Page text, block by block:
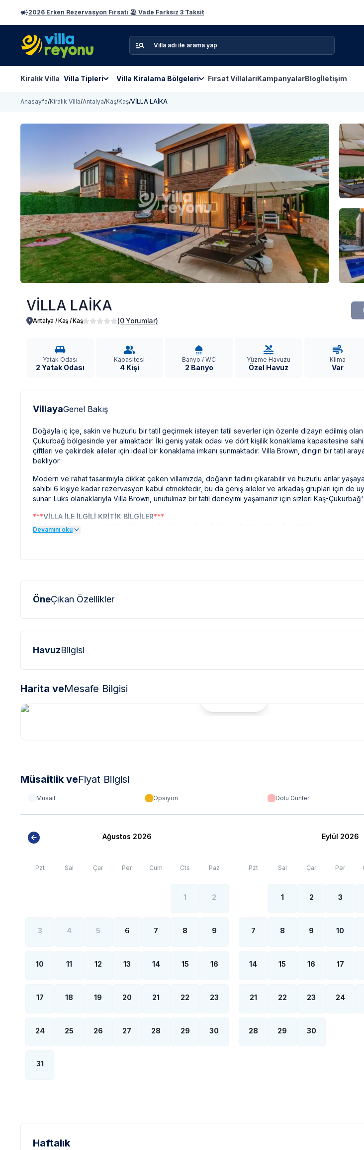
2026 Erken Rezervasyon Fırsatı 🏖️ Vade Farksız 3 Taksit
Kiralık Villa Villa Tipleri Villa Kiralama Bölgeleri Fırsat VillalarıKampanyalarBlogİletişim
Anasayfa/Kiralık Villa/Antalya/Kaş/Kaş/VİLLA LAİKA
VİLLA LAİKA
Antalya / Kaş /Kaş (0 Yorumlar)
Yatak Odası
2 Yatak Odası
Kapasitesi
4 Kişi
Banyo / WC
2 Banyo
Yüzme Havuzu
Özel Havuz
Klima
Var
VillayaGenel Bakış
Doğayla iç içe, sakin ve huzurlu bir tatil geçirmek isteyen tatil severler için özenle dizayn edilmiş olan
Çukurbağ bölgesinde yer almaktadır. İki geniş yatak odası ve dört kişilik konaklama kapasitesine
çiftleri ve çekirdek aileler için ideal bir konaklama imkanı sunmaktadır. Villa Brown, dingin bir tatil
bekliyor.
Modern ve rahat tasarımıyla dikkat çeken villamızda, doğanın tadını çıkarabilir ve huzurlu anlar
sahibi 6 kişiye kadar rezervasyon kabul etmektedir, bu da geniş aileler ve arkadaş grupları için de
sunar. Lüks olanaklarıyla Villa Brown, unutulmaz bir tatil deneyimi yaşamanız için sizleri Kaş-
***VİLLA İLE İLGİLİ KRİTİK BİLGİLER***
*2 1 tane katlanır yatakla villamızın kişi kapasitesi 5 kişiye kadar çıkabilmektedir.
profesyonel fotoğraf makinaları ile çekilmektedir. Bu nedenle resimler üzerinde yer alan objeler
olarak görülebilmektedir.
* Kaş bölgesinde özellikle yaz aylarında yoğun nüfus artışı sebebiyle; bölge genelinde nadiren de
Devamını oku
ÖneÇıkan Özellikler
HavuzBilgisi
Harita veMesafe Bilgisi
Müsaitlik veFiyat Bilgisi
Müsait Opsiyon Dolu Günler
Ağustos 2026
Pzt Sal Çar Per Cum Cts Paz
1 2
3 4 5 6 7 8 9
10 11 12 13 14 15 16
17 18 19 20 21 22 23
24 25 26 27 28 29 30
31
Eylül 2026
Pzt Sal Çar Per
1 2 3
7 8 9 10
14 15 16 17
21 22 23 24
28 29 30
Haftalık